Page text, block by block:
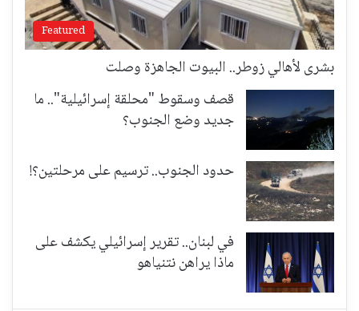
Featured
بشرى لأهالي زوطر.. البيوت الجاهزة وصلت
قصف وسقوط "محلقة إسرائيلية".. ما
جديد وضع الجنوب؟
حدود الجنوب.. ترسيم على مرحلتين؟!
في لبنان.. تقرير إسرائيلي يكشف على
ماذا يراهن نتنياهو